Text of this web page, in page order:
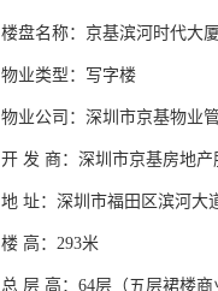
楼盘名称：京基滨河时代大厦
物业类型：写字楼
物业公司：深圳市京基物业
开 发 商：深圳市京基房地产
地 址：深圳市福田区滨河大
楼 高：293米
总 层 高：64层（五层裙楼商